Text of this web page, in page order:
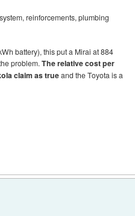
reinforcements, plumbing
battery), this put a Mirai at 884
problem.The relative cost per
claim as trueand the Toyota is a